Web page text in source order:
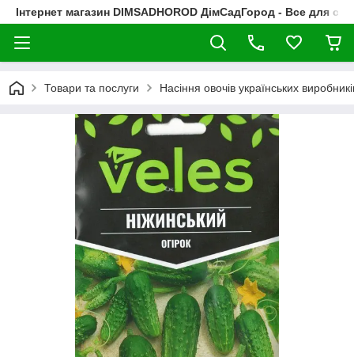
Інтернет магазин DIMSADHOROD ДімСадГород - Все для
Товари та послуги Насіння овочів українських